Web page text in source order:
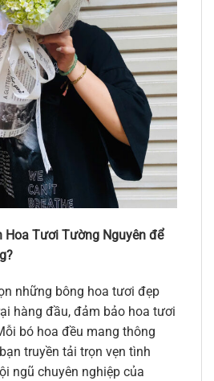
Hoa Tươi Tường Nguyên để
những bông hoa tươi đẹp
hàng đầu, đảm bảo hoa tươi
bó hoa đều mang thông
truyền tải trọn vẹn tình
ngũ chuyên nghiệp của